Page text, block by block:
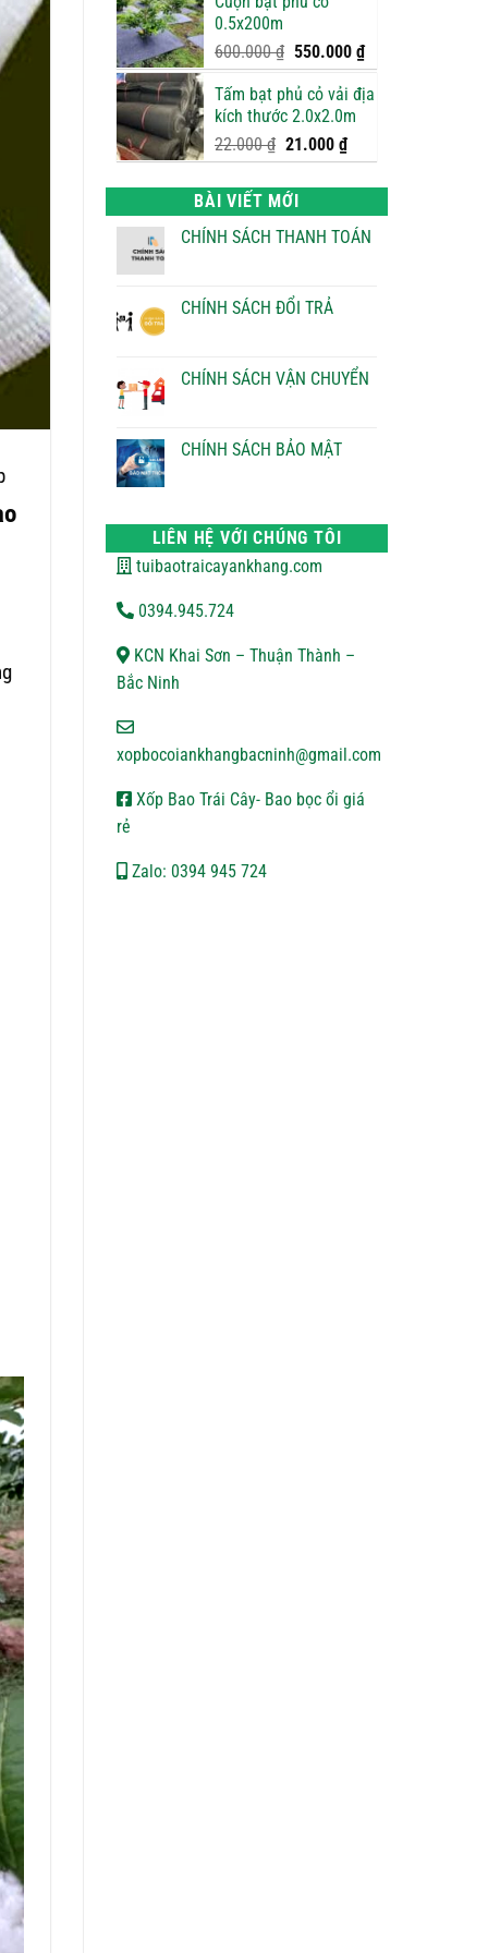
700.000 ₫.
0.5x200m
600.000₫ Giá
gốc
là:
600.000 ₫.
550.000 ₫Giá
hiện
tại
Tấm bạt phủ cỏ vải địa
kích thước 2.0x2.0m
22.000₫ Giá
gốc
là:
22.000 ₫.
21.000 ₫Giá
hiện
tại
là:
21.000 ₫.
BÀI VIẾT MỚI
CHÍNH SÁCH THANH TOÁN
luận
ở
TOÁN
CHÍNH SÁCH ĐỔI TRẢ
luận
ở
TRẢ
CHÍNH SÁCH VẬN CHUYỂN
luận
ởCHÍNH SÁCH BẢO MẬT
ở
CHÍNH
SÁCH
BẢO
LIÊN HỆ VỚI CHÚNG TÔI
tuibaotraicayankhang.com
0394.945.724
KCN Khai Sơn – Thuận Thành –
Bắc Ninh
xopbocoiankhangbacninh@gmail.com
Xốp Bao Trái Cây- Bao bọc ổi giá
rẻ
Zalo: 0394 945 724